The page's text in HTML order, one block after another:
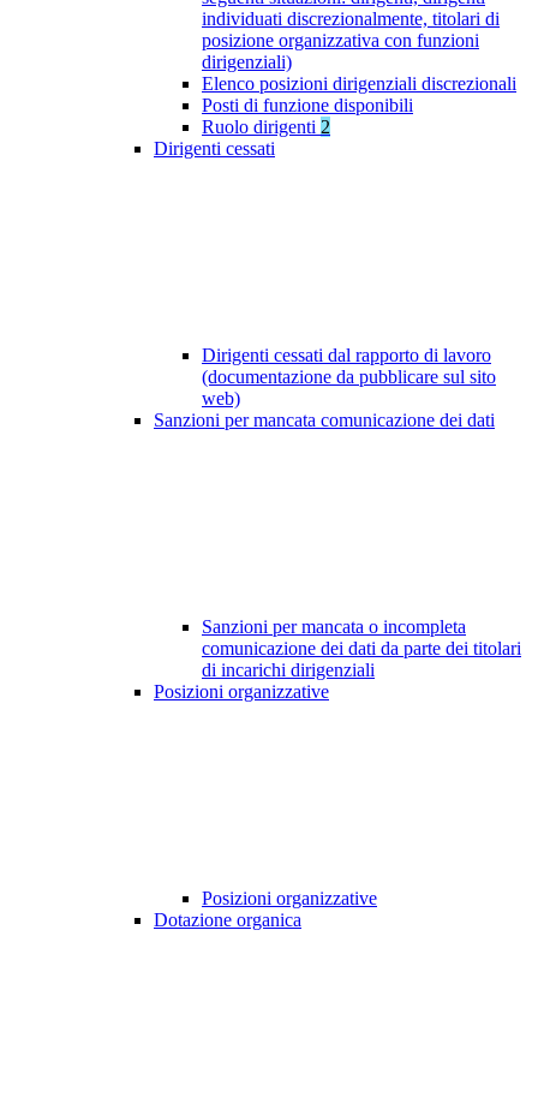
individuati discrezionalmente, titolari di
posizione organizzativa con funzioni
dirigenziali)
Elenco posizioni dirigenziali discrezionali
Posti di funzione disponibili
Ruolo dirigenti 2
Dirigenti cessati
Dirigenti cessati dal rapporto di lavoro
(documentazione da pubblicare sul sito
web)
Sanzioni per mancata comunicazione dei dati
Sanzioni per mancata o incompleta
comunicazione dei dati da parte dei titolari
di incarichi dirigenziali
Posizioni organizzative
Posizioni organizzative
Dotazione organica